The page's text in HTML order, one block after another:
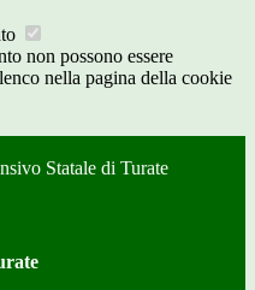
non possono essere
nella pagina della cookie
Statale di Turate